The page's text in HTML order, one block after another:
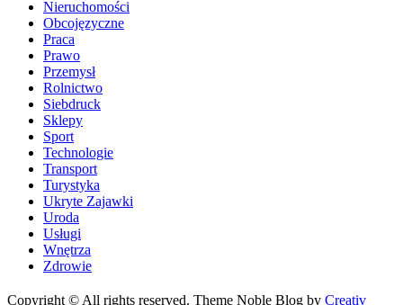
Nieruchomości
Obcojęzyczne
Praca
Prawo
Przemysł
Rolnictwo
Siebdruck
Sklepy
Sport
Technologie
Transport
Turystyka
Ukryte Zajawki
Uroda
Usługi
Wnętrza
Zdrowie
Copyright © All rights reserved. Theme Noble Blog by Creativ